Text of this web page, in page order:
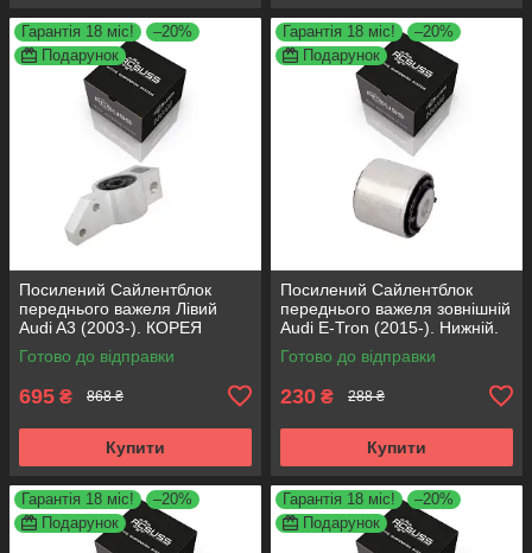
Гарантія 18 міс!
–20%
Подарунок
Посилений Сайлентблок
переднього важеля Лівий
Audi A3 (2003-). КОРЕЯ
Acsuss! 34762 , JBU691 ,
VKDS331004
Готово до відправки
695 ₴ 868 ₴
Купити
Гарантія 18 міс!
–20%
Подарунок
Посилений Сайлентблок
переднього важеля зовнішній
Audi E-Tron (2015-). Нижній.
КОРЕЯ Acsuss! FE175192 ,
VKDS331087
Готово до відправки
230 ₴ 288 ₴
Купити
Гарантія 18 міс!
–20%
Подарунок
Гарантія 18 міс!
–20%
Подарунок